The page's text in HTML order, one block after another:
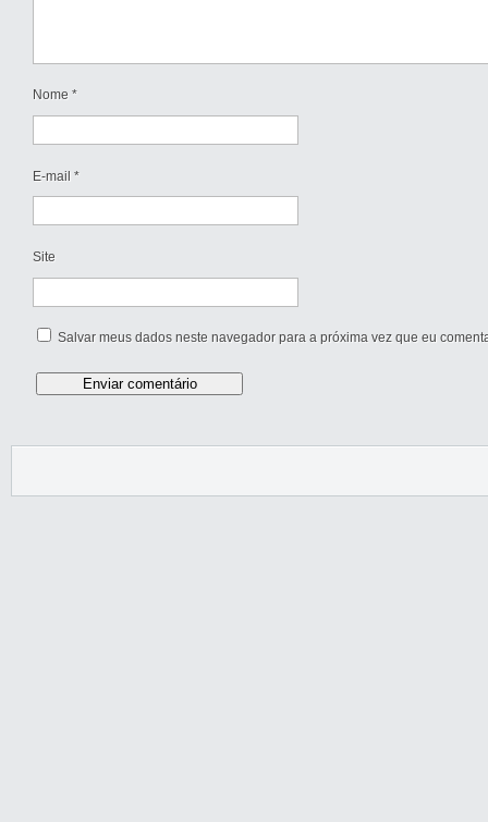
Nome *
E-mail *
Site
Salvar meus dados neste navegador para a próxima vez que eu